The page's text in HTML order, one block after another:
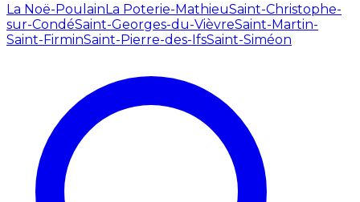
La Noë-PoulainLa Poterie-MathieuSaint-Christophe-
sur-CondéSaint-Georges-du-VièvreSaint-Martin-
Saint-FirminSaint-Pierre-des-IfsSaint-Siméon